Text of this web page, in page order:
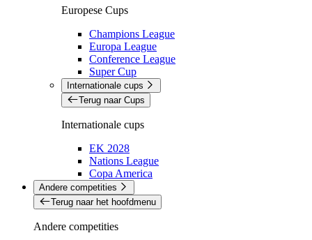
Europese Cups
Champions League
Europa League
Conference League
Super Cup
Internationale cups
Terug naar Cups
Internationale cups
EK 2028
Nations League
Copa America
Andere competities
Terug naar het hoofdmenu
Andere competities